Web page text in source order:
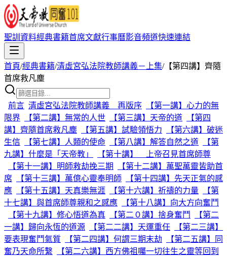
聖訓資料經典書籍首席文獻行事曆影音頻道快速連結
首頁/經典書籍/清虛宮弘法院教師講義－上集/【第四講】齊隨
首席救凡塵
前言 清虛宮弘法院教師講義 再版序
【第一講】心力的無
限界
【第二講】無常的人世 【第三講】天帝的道
【第四
講】齊隨首席救凡塵
【第五講】試驗領悟力
【第六講】破迷
生信
【第七講】人類的使命 【第八講】解答自然之道
【第
九講】什麼是「天帝教」
【第十講】 上帝召見首席師尊
【第十一講】明師救劫挽三期
【第十二講】萬聖萬靈皆助首
席
【第十三講】萬億心靈奉明師
【第十四講】先天正氣的感
應
【第十五講】天真樂無涯 【第十六講】祈禱的力量
【第
十七講】與首席師尊親和之感應
【第十八講】向大方向奮鬥
【第十九講】修心悟道為真
【第二０講】捨身奮鬥
【第二
一講】歸向永恆的道源
【第二二講】天運重任
【第二三講】
要表現奮鬥氣質
【第二四講】何謂三期末劫
【第二五講】同
奮乃天命所繫
【第二六講】西方佛祖囑一切往生之靈等回到